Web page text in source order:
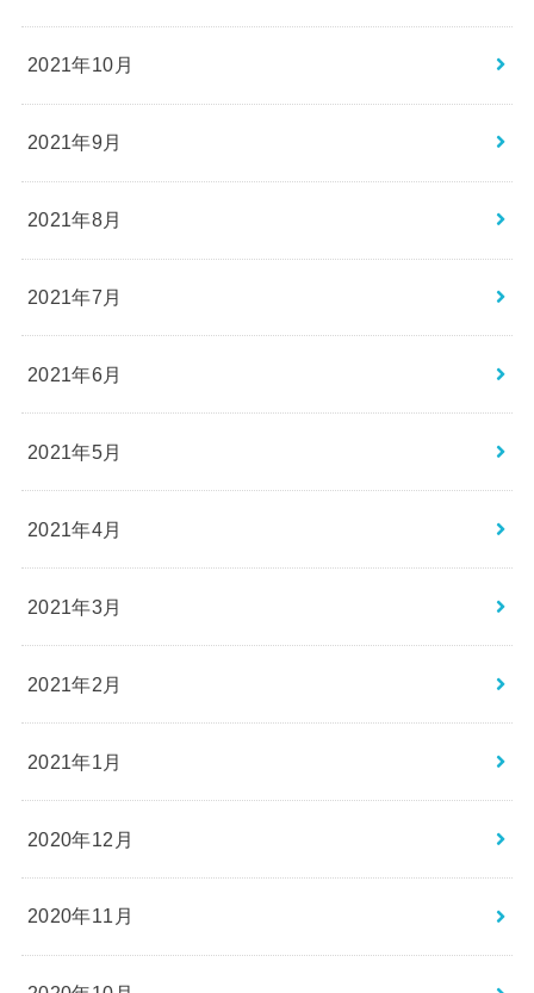
2021年10月
2021年9月
2021年8月
2021年7月
2021年6月
2021年5月
2021年4月
2021年3月
2021年2月
2021年1月
2020年12月
2020年11月